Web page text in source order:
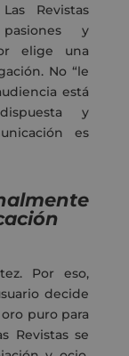
Revistas
y
elige una
No “le
está
y
es
Por eso,
decide
oro puro para
Revistas se